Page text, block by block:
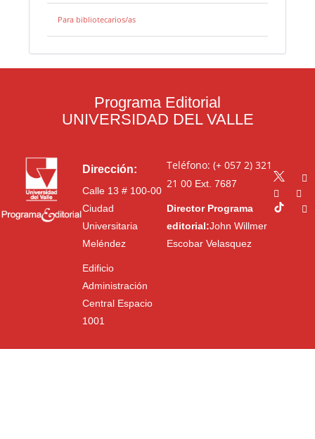
Para bibliotecarios/as
Programa Editorial
UNIVERSIDAD DEL VALLE
Dirección:
Calle 13 # 100-00
Ciudad
Universitaria
Meléndez
Edificio
Administración
Central Espacio
1001
Teléfono: (+ 057 2) 321
21 00Ext. 7687
Director Programa
editorial:John Willmer
Escobar Velasquez